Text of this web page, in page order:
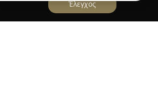
Έλεγχος